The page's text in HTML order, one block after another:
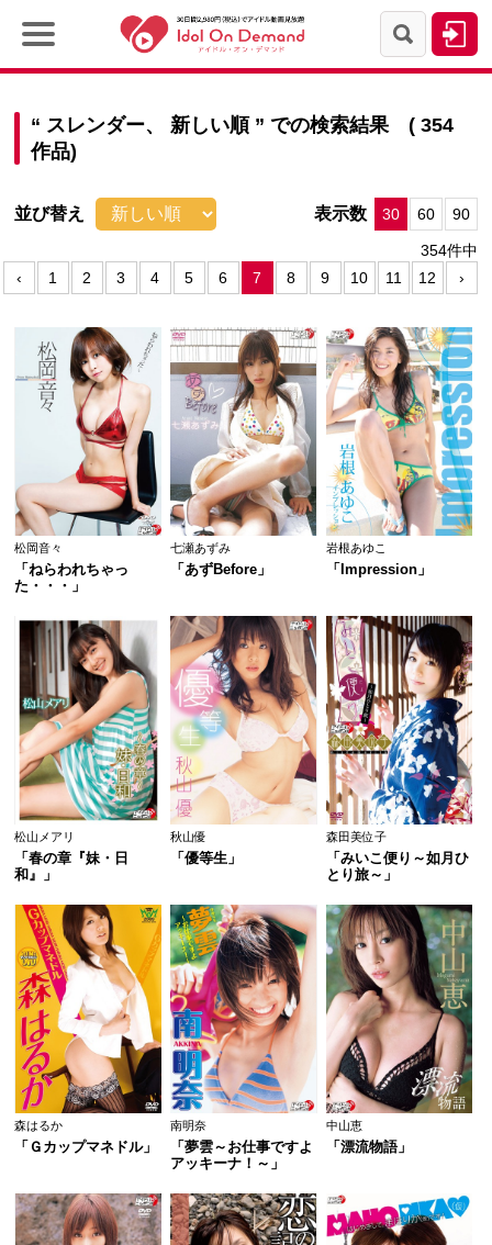
“ スレンダー、新しい順” での検索結果 ( 354
作品)
並び替え 表示数 30 60 90
354件中
‹
1 2 3 4 5 6 7 8 9 10 11 12 ›
松岡音々
「ねらわれちゃっ
た・・・」
七瀬あずみ
「あずBefore」
岩根あゆこ
「Impression」
松山メアリ
「春の章『妹・日
和』」
秋山優
「優等生」
森田美位子
「みいこ便り～如月ひ
とり旅～」
森はるか
「Ｇカップマネドル」
南明奈
「夢雲～お仕事ですよ
アッキーナ！～」
中山恵
「漂流物語」